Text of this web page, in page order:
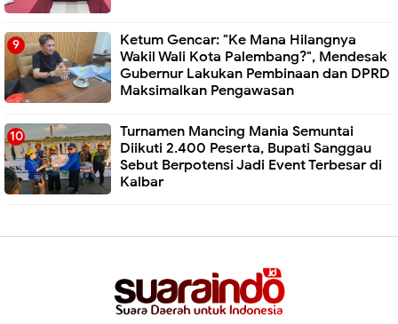
Ketum Gencar: "Ke Mana Hilangnya
Wakil Wali Kota Palembang?", Mendesak
Gubernur Lakukan Pembinaan dan DPRD
Maksimalkan Pengawasan
Turnamen Mancing Mania Semuntai
Diikuti 2.400 Peserta, Bupati Sanggau
Sebut Berpotensi Jadi Event Terbesar di
Kalbar